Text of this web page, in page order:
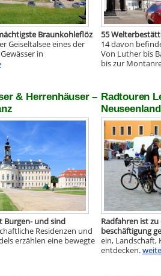
Braunkohleflöz
Geiseltalsee eines der
in
55
14 davon
Von Luther bis
bis zur
& Herrenhäuser –
Burgen- und sind
Residenzen und
erzählen eine bewegte
Radtouren
Neuseenland
Radfahren ist
beschäftigung
ein, Landschaft,
entdecken.